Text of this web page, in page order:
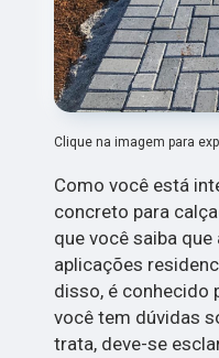
Clique na imagem para
Como você está
concreto para
que você saiba
aplicações
disso, é conhecido
você tem dúvidas
trata, deve-se